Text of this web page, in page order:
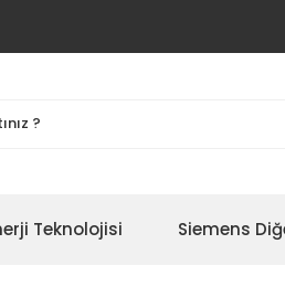
Teknolojisi Siemens